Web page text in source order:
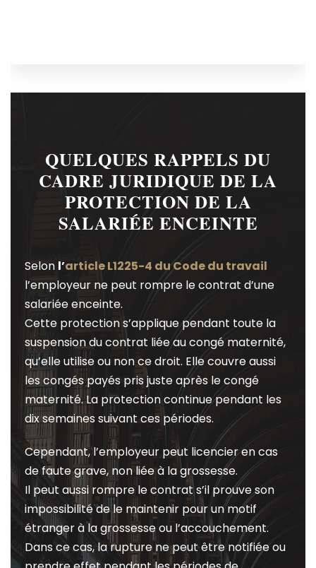
QUELQUES RAPPELS DU
CADRE JURIDIQUE DE LA
PROTECTION DE LA
SALARIÉE ENCEINTE
Selon l’article L1225-4 du Code du travail
l’employeur ne peut rompre le contrat d’une
salariée enceinte.
Cette protection s’applique pendant toute la
suspension du contrat liée au congé maternité,
qu’elle utilise ou non ce droit. Elle couvre aussi
les congés payés pris juste après le congé
maternité. La protection continue pendant les
dix semaines suivant ces périodes.
Cependant, l’employeur peut licencier en cas
de faute grave, non liée à la grossesse.
Il peut aussi rompre le contrat s’il prouve son
impossibilité de le maintenir pour un motif
étranger à la grossesse ou l’accouchement.
Dans ce cas, la rupture ne peut être notifiée ou